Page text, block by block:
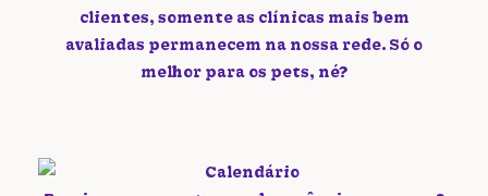
clientes, somente as clínicas mais bem
avaliadas permanecem na nossa rede. Só o
melhor para os pets, né?